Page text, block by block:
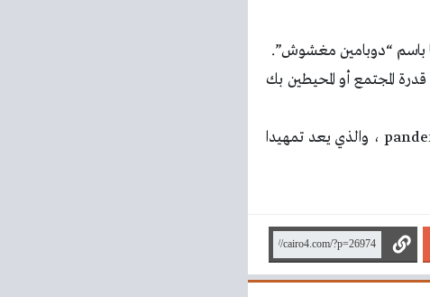
باسم “دوبامين مغشوش”.
المجتمع أو المحيطين بك
واضاف حسام منتصر أنه بصدد طرح تراك جديد يوم الثاني من أغسطس المقبل بعنوان pandemic ، والذي يعد تمهيدا